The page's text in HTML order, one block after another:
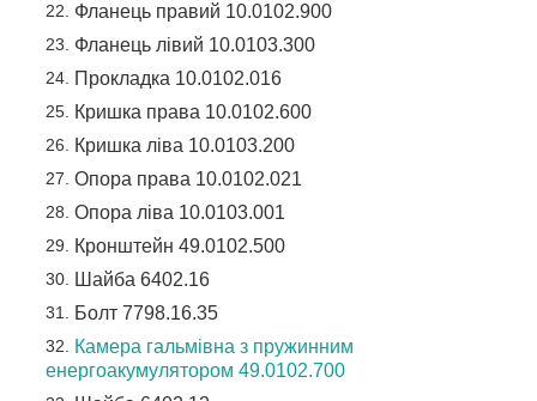
Фланець правий 10.0102.900
Фланець лівий 10.0103.300
Прокладка 10.0102.016
Кришка права 10.0102.600
Кришка ліва 10.0103.200
Опора права 10.0102.021
Опора ліва 10.0103.001
Кронштейн 49.0102.500
Шайба 6402.16
Болт 7798.16.35
Камера гальмівна з пружинним
енергоакумулятором 49.0102.700